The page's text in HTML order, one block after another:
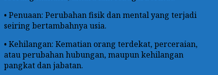
• Penuaan: Perubahan fisik dan mental yang terjadi
seiring bertambahnya usia.
• Kehilangan: Kematian orang terdekat, perceraian,
atau perubahan hubungan, maupun kehilangan
pangkat dan jabatan.